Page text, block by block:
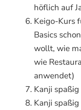
höflich auf
Keigo-Kurs
Basics
wollt, wie
wie
anwendet)
Kanji
Kanji